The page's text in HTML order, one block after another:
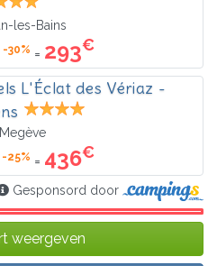
les-Bains
-30% = 293€
L'Éclat des Vériaz -
Megève
-25% = 436€
Gesponsord door
weergeven